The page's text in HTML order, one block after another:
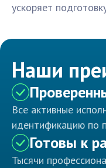
ускоряет
Наши
Все активные
идентификацию по
Готовы к
Тысячи